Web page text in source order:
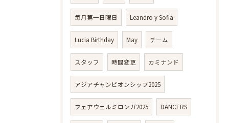
毎月第一日曜日 Leandro y Sofia
Lucia Birthday May チーム
スタッフ 時間変更 カミナンド
アジアチャンピオンシップ2025
フェアウェルミロンガ2025 DANCERS